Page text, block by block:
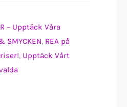
– Upptäck Våra
SMYCKEN, REA på
, Upptäck Vårt